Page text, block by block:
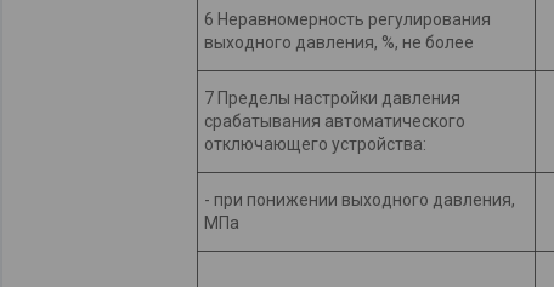
6 Неравномерность регулирования
выходного давления, %, не более
7 Пределы настройки давления
срабатывания автоматического
отключающего устройства:
- при понижении выходного давления,
МПа